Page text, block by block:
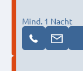
Mind. 1 Nacht